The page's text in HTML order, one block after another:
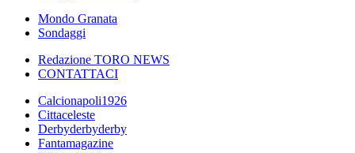
Mondo Granata
Sondaggi
Redazione TORO NEWS
CONTATTACI
Calcionapoli1926
Cittaceleste
Derbyderbyderby
Fantamagazine